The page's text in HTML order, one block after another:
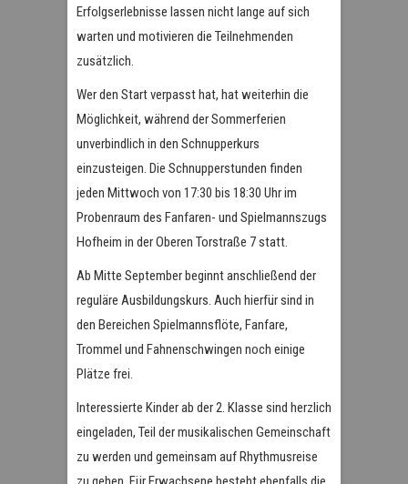
Erfolgserlebnisse lassen nicht lange auf sich
warten und motivieren die Teilnehmenden
zusätzlich.
Wer den Start verpasst hat, hat weiterhin die
Möglichkeit, während der Sommerferien
unverbindlich in den Schnupperkurs
einzusteigen. Die Schnupperstunden finden
jeden Mittwoch von 17:30 bis 18:30 Uhr im
Probenraum des Fanfaren- und Spielmannszugs
Hofheim in der Oberen Torstraße 7 statt.
Ab Mitte September beginnt anschließend der
reguläre Ausbildungskurs. Auch hierfür sind in
den Bereichen Spielmannsflöte, Fanfare,
Trommel und Fahnenschwingen noch einige
Plätze frei.
Interessierte Kinder ab der 2. Klasse sind herzlich
eingeladen, Teil der musikalischen Gemeinschaft
zu werden und gemeinsam auf Rhythmusreise